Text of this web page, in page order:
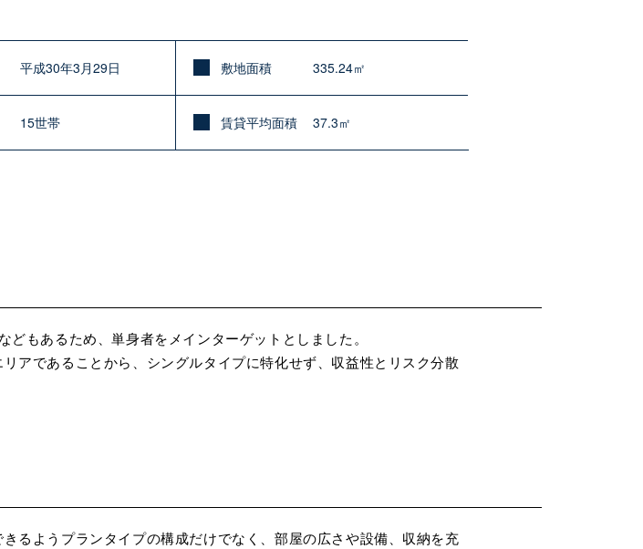
平成30年3月29日 敷地面積 335.24㎡
15世帯 賃貸平均面積 37.3㎡
院などもあるため、単身者をメインターゲットとしました。
ら、シングルタイプに特化せず、収益性とリスク分散
るようプランタイプの構成だけでなく、部屋の広さや設備、収納を充